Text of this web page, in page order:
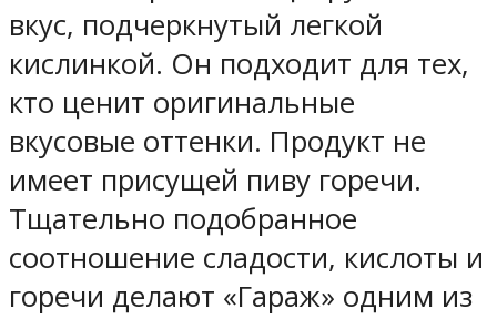
вкус, подчеркнутый легкой
кислинкой. Он подходит для тех,
кто ценит оригинальные
вкусовые оттенки. Продукт не
имеет присущей пиву горечи.
Тщательно подобранное
соотношение сладости, кислоты и
горечи делают «Гараж» одним из